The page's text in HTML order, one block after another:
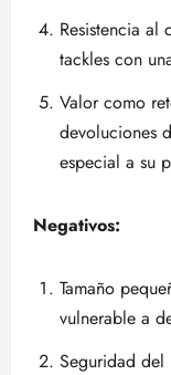
Resistencia al
tackles con
Valor como
devoluciones
especial a su
Negativos:
Tamaño
vulnerable a
Seguridad del